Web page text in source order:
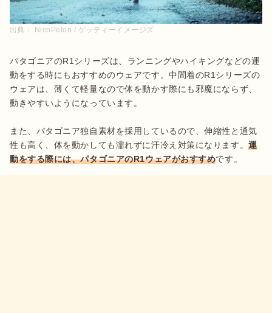
出典： NicoPelon / ゲッティーイメージズ
パタゴニアのR1シリーズは、ランニングやハイキングなどの運
動をする時にもおすすめのウェアです。中間着のR1シリーズの
ウェアは、薄くて軽量なので体を動かす際にも邪魔にならず、
動きやすいようになっています。
また、パタゴニア独自素材を採用しているので、伸縮性と通気
性も高く、体を動かしても濡れずに汗冷え対策になります。運
動をする際には、パタゴニアのR1ウェアがおすすめです。